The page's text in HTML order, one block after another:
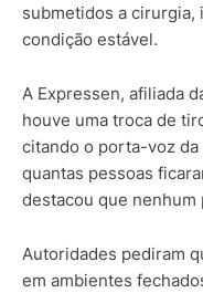
submetidos a cirurgia,
condição estável.
A Expressen, afiliada
houve uma troca de
citando o porta-voz
quantas pessoas
destacou que nenhum
Autoridades pediram
em ambientes